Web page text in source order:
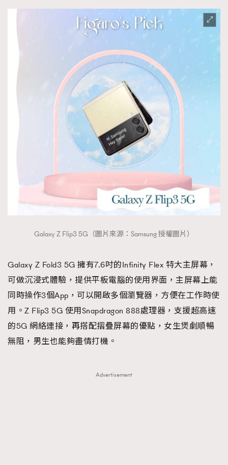
TRENDING
DressLikeAParisienne
EmpowerF
FashionWeek FigaroAesthetic
Galaxy Z Flip3 5G（圖片來源：Samsung 授權圖片）
Galaxy Z Fold3 5G 擁有7.6吋的Infinity Flex 特大主屏幕，
可做沉浸式體驗，提供平板電腦的使用界面，主屏幕上能
同時操作3個App，可以開啟多個瀏覽器，方便在工作時使
用。Z Flip3 5G 使用Snapdragon 888處理器，支援超高速
的5G 網絡連接，再搭配摺疊屏幕的優點，女生煲劇順暢
無阻，男生也能夠盡情打機。
Advertisement